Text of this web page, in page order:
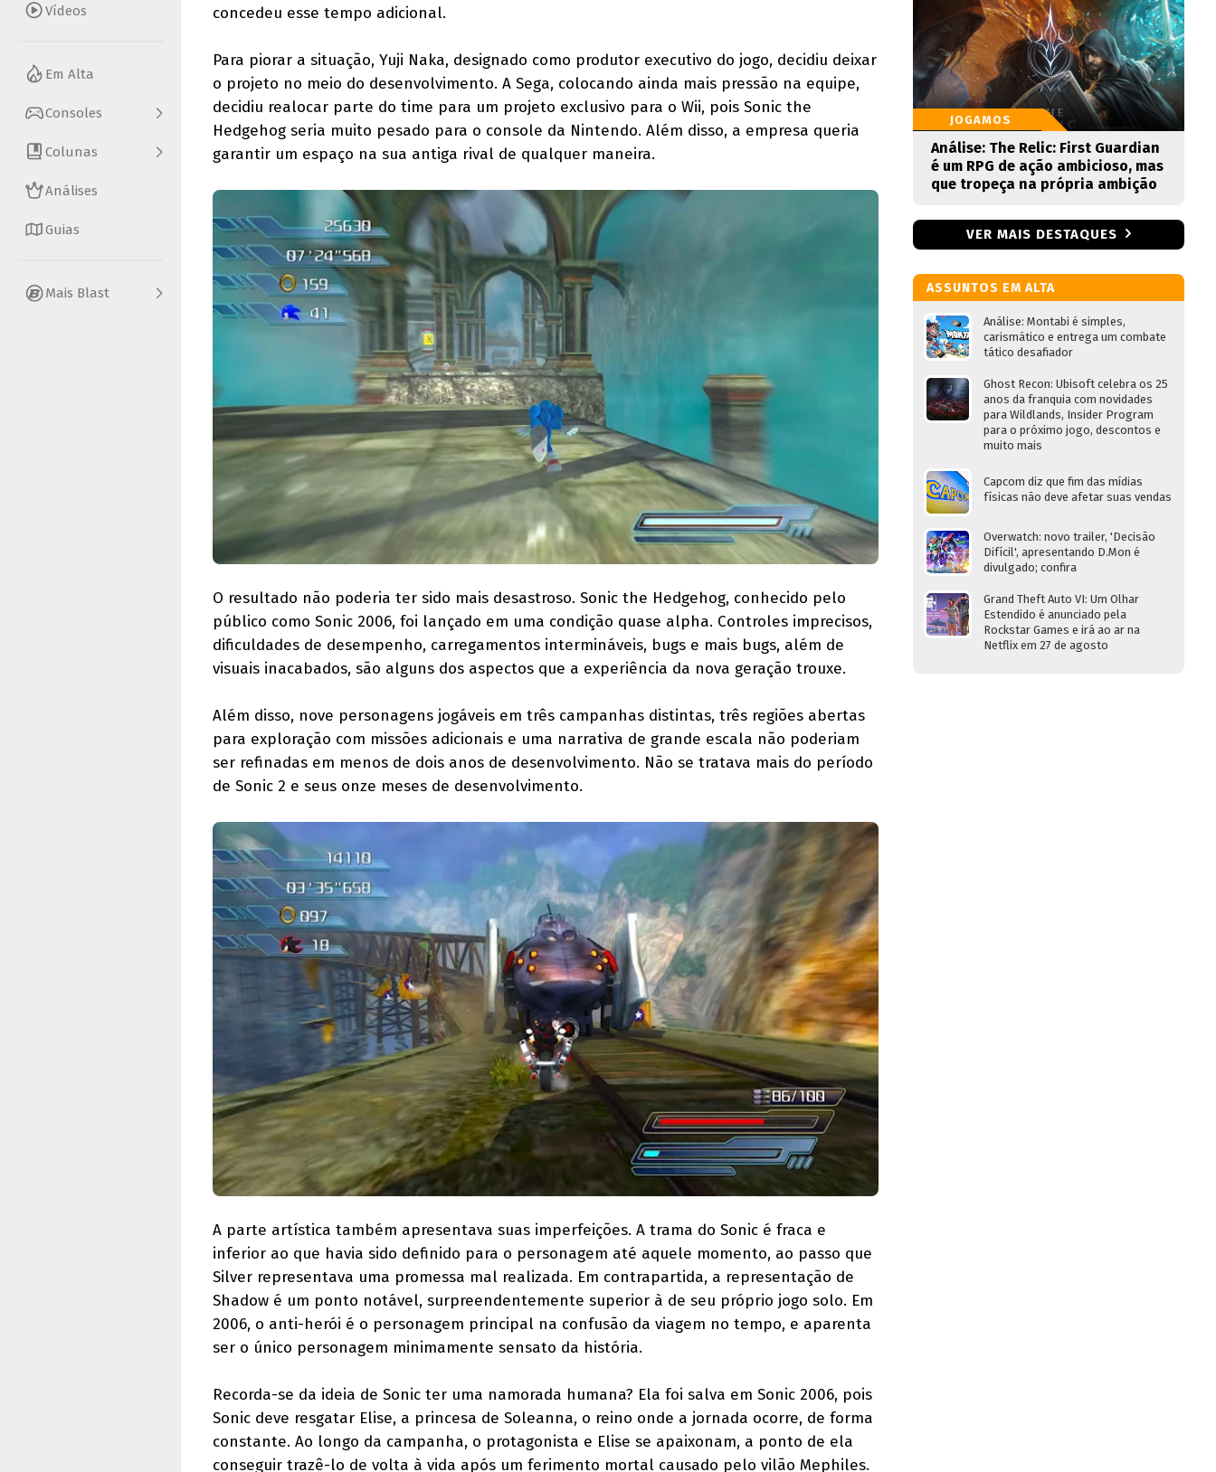
Vídeos
Em Alta
Consoles
Colunas
Análises
Guias
Mais Blast
concedeu esse tempo adicional.
Para piorar a situação, Yuji Naka, designado como produtor executivo do jogo, decidiu deixar
o projeto no meio do desenvolvimento. A Sega, colocando ainda mais pressão na equipe,
decidiu realocar parte do time para um projeto exclusivo para o Wii, pois Sonic the
Hedgehog seria muito pesado para o console da Nintendo. Além disso, a empresa queria
garantir um espaço na sua antiga rival de qualquer maneira.
O resultado não poderia ter sido mais desastroso. Sonic the Hedgehog, conhecido pelo
público como Sonic 2006, foi lançado em uma condição quase alpha. Controles imprecisos,
dificuldades de desempenho, carregamentos intermináveis, bugs e mais bugs, além de
visuais inacabados, são alguns dos aspectos que a experiência da nova geração trouxe.
Além disso, nove personagens jogáveis em três campanhas distintas, três regiões abertas
para exploração com missões adicionais e uma narrativa de grande escala não poderiam
ser refinadas em menos de dois anos de desenvolvimento. Não se tratava mais do período
de Sonic 2 e seus onze meses de desenvolvimento.
A parte artística também apresentava suas imperfeições. A trama do Sonic é fraca e
inferior ao que havia sido definido para o personagem até aquele momento, ao passo que
Silver representava uma promessa mal realizada. Em contrapartida, a representação de
Shadow é um ponto notável, surpreendentemente superior à de seu próprio jogo solo. Em
2006, o anti-herói é o personagem principal na confusão da viagem no tempo, e aparenta
ser o único personagem minimamente sensato da história.
Recorda-se da ideia de Sonic ter uma namorada humana? Ela foi salva em Sonic 2006, pois
Sonic deve resgatar Elise, a princesa de Soleanna, o reino onde a jornada ocorre, de forma
constante. Ao longo da campanha, o protagonista e Elise se apaixonam, a ponto de ela
conseguir trazê-lo de volta à vida após um ferimento mortal causado pelo vilão Mephiles.
JOGAMOS
Análise: The Relic: First Guardian
é um RPG de ação ambicioso, mas
que tropeça na própria ambição
VER MAIS DESTAQUES
ASSUNTOS EM ALTA
Análise: Montabi é simples,
carismático e entrega um combate
tático desafiador
Ghost Recon: Ubisoft celebra os 25
anos da franquia com novidades
para Wildlands, Insider Program
para o próximo jogo, descontos e
muito mais
Capcom diz que fim das mídias
físicas não deve afetar suas vendas
Overwatch: novo trailer, 'Decisão
Difícil', apresentando D.Mon é
divulgado; confira
Grand Theft Auto VI: Um Olhar
Estendido é anunciado pela
Rockstar Games e irá ao ar na
Netflix em 27 de agosto